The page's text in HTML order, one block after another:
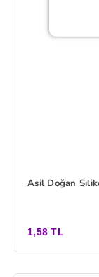
Asil Doğan
1,58 TL